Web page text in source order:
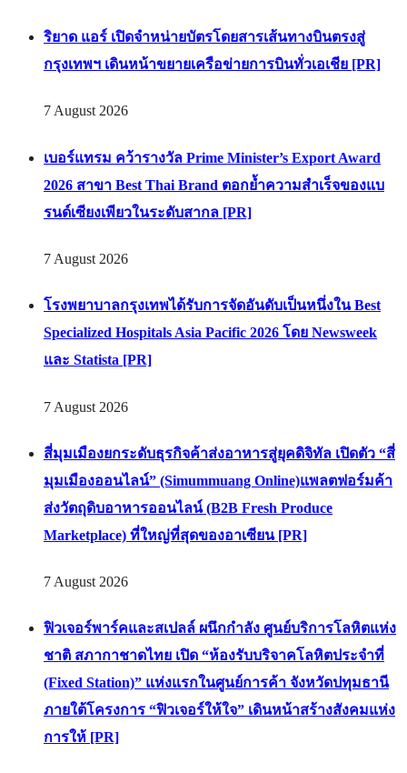
ริยาด แอร์ เปิดจำหน่ายบัตรโดยสารเส้นทางบินตรงสู่
กรุงเทพฯ เดินหน้าขยายเครือข่ายการบินทั่วเอเชีย [PR]
7 August 2026
เบอร์แทรม คว้ารางวัล Prime Minister’s Export Award
2026 สาขา Best Thai Brand ตอกย้ำความสำเร็จของแบ
รนด์เซียงเพียวในระดับสากล [PR]
7 August 2026
โรงพยาบาลกรุงเทพได้รับการจัดอันดับเป็นหนึ่งใน Best
Specialized Hospitals Asia Pacific 2026 โดย Newsweek
และ Statista [PR]
7 August 2026
สี่มุมเมืองยกระดับธุรกิจค้าส่งอาหารสู่ยุคดิจิทัล เปิดตัว “สี่
มุมเมืองออนไลน์” (Simummuang Online)แพลตฟอร์มค้า
ส่งวัตถุดิบอาหารออนไลน์ (B2B Fresh Produce
Marketplace) ที่ใหญ่ที่สุดของอาเซียน [PR]
7 August 2026
ฟิวเจอร์พาร์คและสเปลล์ ผนึกกำลัง ศูนย์บริการโลหิตแห่ง
ชาติ สภากาชาดไทย เปิด “ห้องรับบริจาคโลหิตประจำที่
(Fixed Station)” แห่งแรกในศูนย์การค้า จังหวัดปทุมธานี
ภายใต้โครงการ “ฟิวเจอร์ให้ใจ” เดินหน้าสร้างสังคมแห่ง
การให้ [PR]